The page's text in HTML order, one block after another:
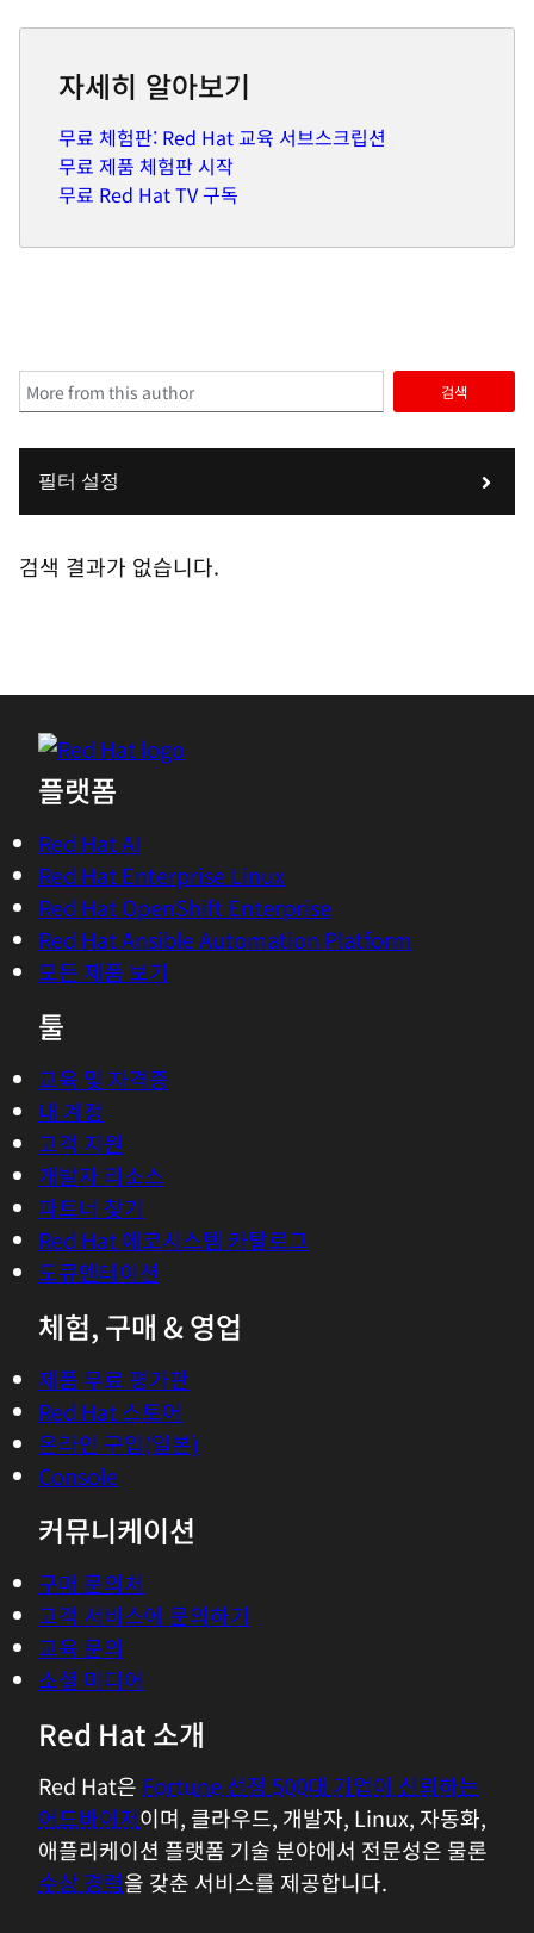
자세히 알아보기
무료 체험판: Red Hat 교육 서브스크립션
무료 제품 체험판 시작
무료 Red Hat TV 구독
검색
필터 설정
검색 결과가 없습니다.
플랫폼
Red Hat AI
Red Hat Enterprise Linux
Red Hat OpenShift Enterprise
Red Hat Ansible Automation Platform
모든 제품 보기
툴
교육 및 자격증
내 계정
고객 지원
개발자 리소스
파트너 찾기
Red Hat 에코시스템 카탈로그
도큐멘테이션
체험, 구매 & 영업
제품 무료 평가판
Red Hat 스토어
온라인 구입(일본)
Console
커뮤니케이션
구매 문의처
고객 서비스에 문의하기
교육 문의
소셜 미디어
Red Hat 소개
Red Hat은 Fortune 선정 500대 기업이 신뢰하는
어드바이저이며, 클라우드, 개발자, Linux, 자동화,
애플리케이션 플랫폼 기술 분야에서 전문성은 물론
수상 경력을 갖춘 서비스를 제공합니다.